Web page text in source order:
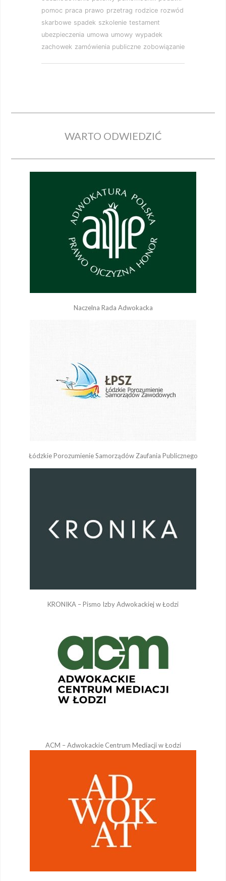
pomoc praca prawo przetrag rodzice rozwód
skarbowe spadek szkolenie testament
ubezpieczenia umowa umowy wypadek
zachowek zamówienia publiczne zobowiązanie
WARTO ODWIEDZIĆ
Naczelna Rada Adwokacka
Łódzkie Porozumienie Samorządów Zaufania Publicznego
KRONIKA – Pismo Izby Adwokackiej w Łodzi
ACM – Adwokackie Centrum Mediacji w Łodzi